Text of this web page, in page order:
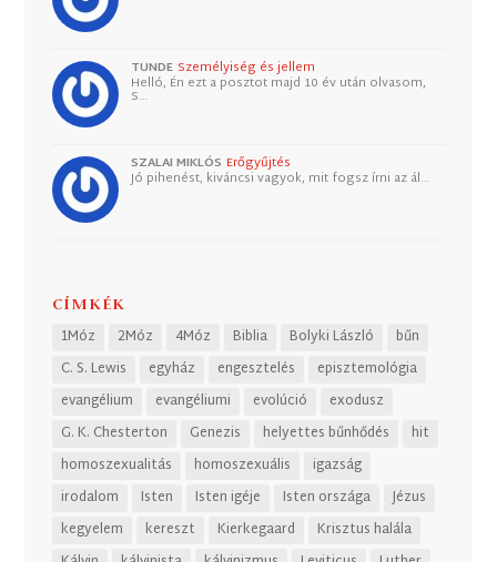
TUNDE Személyiség és jellem
Helló, Én ezt a posztot majd 10 év után olvasom,
S…
SZALAI MIKLÓS Erőgyűjtés
Jó pihenést, kiváncsi vagyok, mit fogsz írni az ál…
CÍMKÉK
1Móz 2Móz 4Móz Biblia Bolyki László
bűn
C. S. Lewis
egyház engesztelés
episztemológia
evangélium
evangéliumi evolúció
exodusz
G. K. Chesterton
Genezis helyettes bűnhődés
hit
homoszexualitás
homoszexuális
igazság
irodalom
Isten Isten igéje Isten országa
Jézus
kegyelem
kereszt Kierkegaard
Krisztus halála